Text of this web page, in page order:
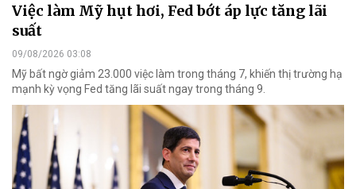
Việc làm Mỹ hụt hơi, Fed bớt áp lực tăng lãi
suất
09/08/2026 03:08
Mỹ bất ngờ giảm 23.000 việc làm trong tháng 7, khiến thị trường hạ
mạnh kỳ vọng Fed tăng lãi suất ngay trong tháng 9.